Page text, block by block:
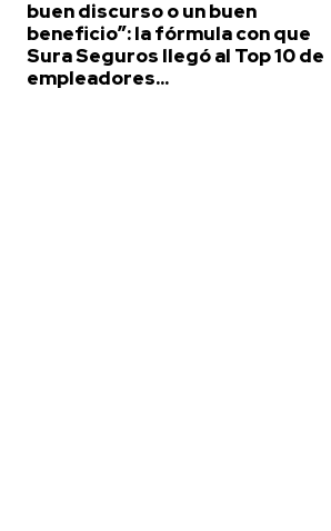
buen discurso o un buen
beneficio”: la fórmula con que
Sura Seguros llegó al Top 10 de
empleadores...